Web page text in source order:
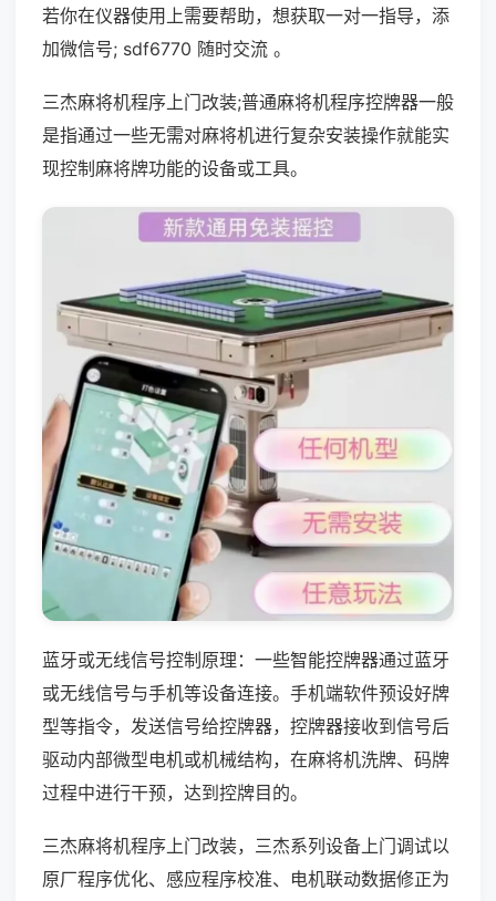
若你在仪器使用上需要帮助，想获取一对一指导，添
加微信号; sdf6770 随时交流 。
三杰麻将机程序上门改装;普通麻将机程序控牌器一般
是指通过一些无需对麻将机进行复杂安装操作就能实
现控制麻将牌功能的设备或工具。
蓝牙或无线信号控制原理：一些智能控牌器通过蓝牙
或无线信号与手机等设备连接。手机端软件预设好牌
型等指令，发送信号给控牌器，控牌器接收到信号后
驱动内部微型电机或机械结构，在麻将机洗牌、码牌
过程中进行干预，达到控牌目的。
三杰麻将机程序上门改装，三杰系列设备上门调试以
原厂程序优化、感应程序校准、电机联动数据修正为